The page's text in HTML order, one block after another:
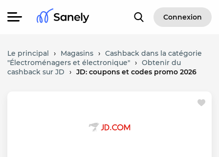
Connexion
Le principal › Magasins › Cashback dans la catégorie
"Électroménagers et électronique" › Obtenir du
cashback sur JD
› JD: coupons et codes promo 2026